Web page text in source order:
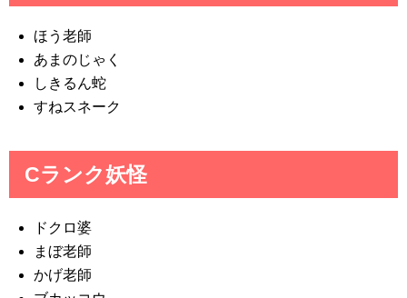
ほう老師
あまのじゃく
しきるん蛇
すねスネーク
Cランク妖怪
ドクロ婆
まぼ老師
かげ老師